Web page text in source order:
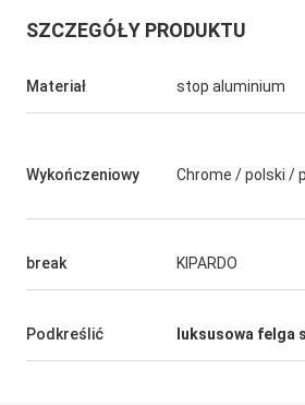
i ładny
SZCZEGÓŁY PRODUKTU
Materiał stop aluminium
Wykończeniowy Chrome / polski /
break KIPARDO
Podkreślić luksusowa felga